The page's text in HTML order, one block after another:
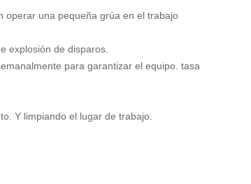
operar una pequeña grúa en el trabajo
explosión de disparos.
para garantizar el equipo. tasa
Y limpiando el lugar de trabajo.